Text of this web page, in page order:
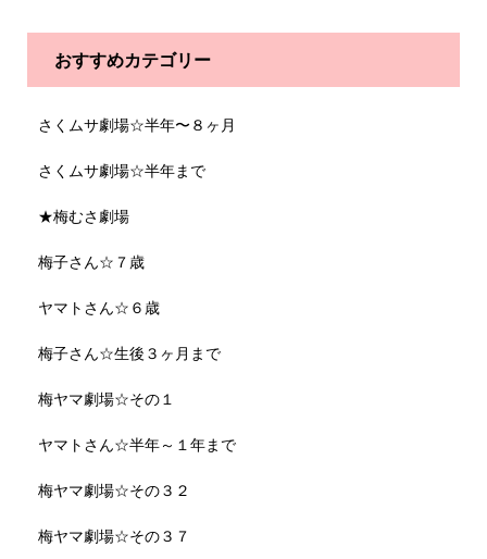
おすすめカテゴリー
さくムサ劇場☆半年〜８ヶ月
さくムサ劇場☆半年まで
★梅むさ劇場
梅子さん☆７歳
ヤマトさん☆６歳
梅子さん☆生後３ヶ月まで
梅ヤマ劇場☆その１
ヤマトさん☆半年～１年まで
梅ヤマ劇場☆その３２
梅ヤマ劇場☆その３７